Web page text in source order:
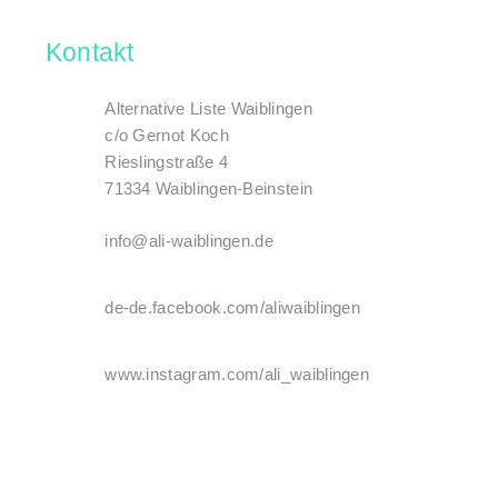
Kontakt
Alternative Liste Waiblingen
c/o Gernot Koch
Rieslingstraße 4
71334 Waiblingen-Beinstein
info@ali-waiblingen.de
de-de.facebook.com/aliwaiblingen
www.instagram.com/ali_waiblingen